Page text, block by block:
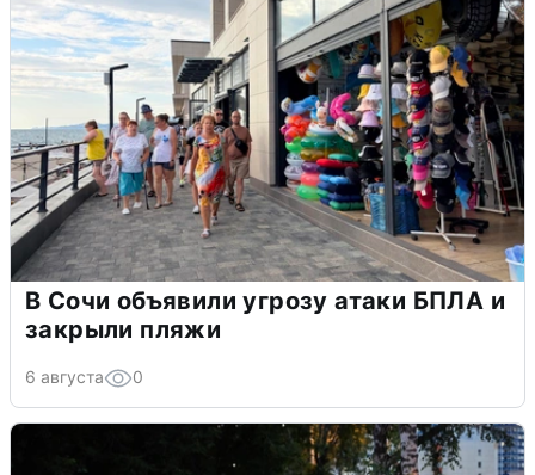
В Сочи объявили угрозу атаки БПЛА и
закрыли пляжи
6 августа 0